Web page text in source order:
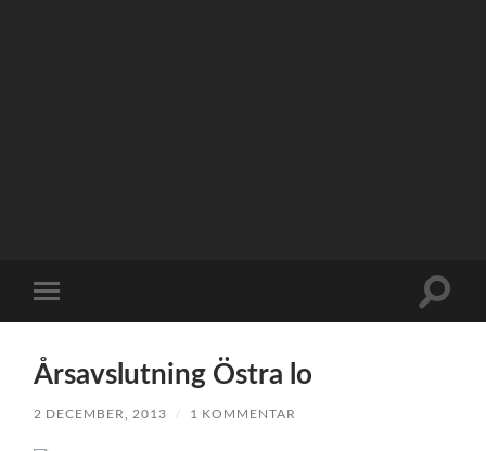
Slå
på/av
Slå
Årsavslutning Östra lo
2 DECEMBER, 2013 / 1 KOMMENTAR